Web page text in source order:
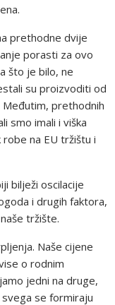
prethodne dvije
porasti za ovo
što je bilo, ne
su proizvoditi od
Međutim, prethodnih
smo imali i viška
na EU tržištu i
bilježi oscilacije
i drugih faktora,
tržište.
Naše cijene
o rodnim
jedni na druge,
se formiraju